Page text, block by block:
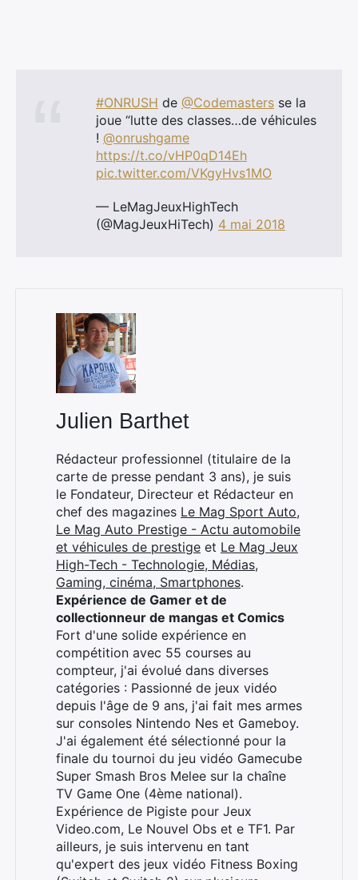
#ONRUSH de @Codemasters se la
joue “lutte des classes…de véhicules
! @onrushgame
https://t.co/vHP0qD14Eh
pic.twitter.com/VKgyHvs1MO
— LeMagJeuxHighTech
(@MagJeuxHiTech) 4 mai 2018
Julien Barthet
Rédacteur professionnel (titulaire de la
carte de presse pendant 3 ans), je suis
le Fondateur, Directeur et Rédacteur en
chef des magazines Le Mag Sport Auto,
Le Mag Auto Prestige - Actu automobile
et véhicules de prestige et Le Mag Jeux
High-Tech - Technologie, Médias,
Gaming, cinéma, Smartphones.
Expérience de Gamer et de
collectionneur de mangas et Comics
Fort d'une solide expérience en
compétition avec 55 courses au
compteur, j'ai évolué dans diverses
catégories : Passionné de jeux vidéo
depuis l'âge de 9 ans, j'ai fait mes armes
sur consoles Nintendo Nes et Gameboy.
J'ai également été sélectionné pour la
finale du tournoi du jeu vidéo Gamecube
Super Smash Bros Melee sur la chaîne
TV Game One (4ème national).
Expérience de Pigiste pour Jeux
Video.com, Le Nouvel Obs et e TF1. Par
ailleurs, je suis intervenu en tant
qu'expert des jeux vidéo Fitness Boxing